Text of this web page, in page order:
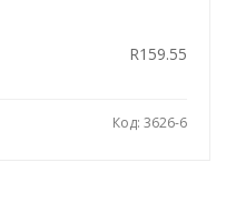
R159.55
Код: 3626-6